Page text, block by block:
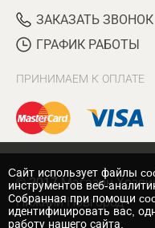
ЗАКАЗАТЬ ЗВОНОК
ГРАФИК РАБОТЫ
ПРИНИМАЕМ К ОПЛАТЕ
© 2017 Магазин
Нижний Новгород
Cайт использует файлы
инструментов веб-
Собранная при помощи
идентифицировать вас,
работу нашего сайта.